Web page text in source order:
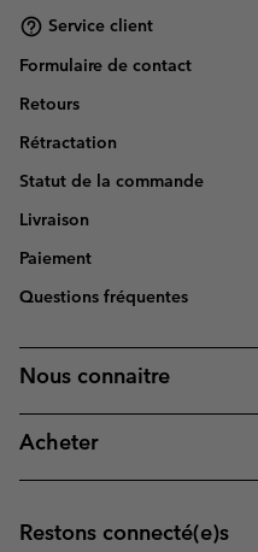
Service client
Formulaire de contact
Retours
Rétractation
Statut de la commande
Livraison
Paiement
Questions fréquentes
Nous connaitre
Acheter
Restons connecté(e)s